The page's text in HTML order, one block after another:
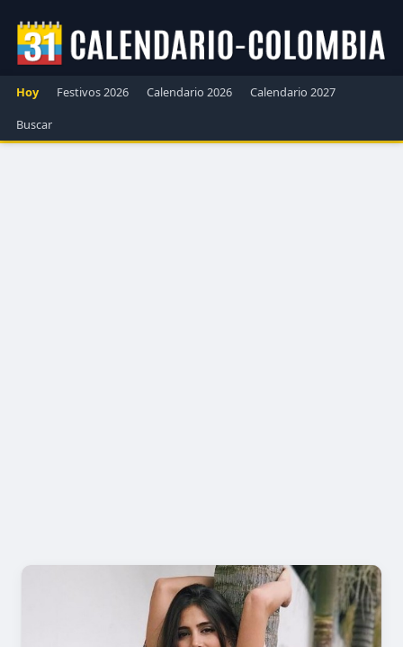
Hoy Festivos 2026 Calendario 2026
Calendario 2027
Buscar